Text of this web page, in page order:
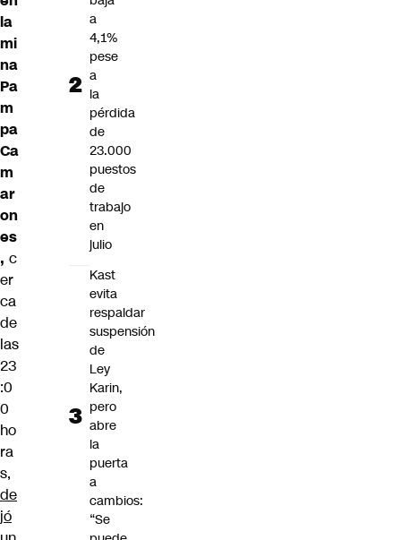
la
mi
na
Pa
m
pa
Ca
m
ar
on
es
, c
er
ca
de
las
23
:0
0
ho
ra
s,
de
jó
a
4,1%
pese
a
la
pérdida
de
23.000
puestos
de
trabajo
en
julio
Kast
evita
respaldar
suspensión
de
Ley
Karin,
pero
abre
la
puerta
a
cambios:
“Se